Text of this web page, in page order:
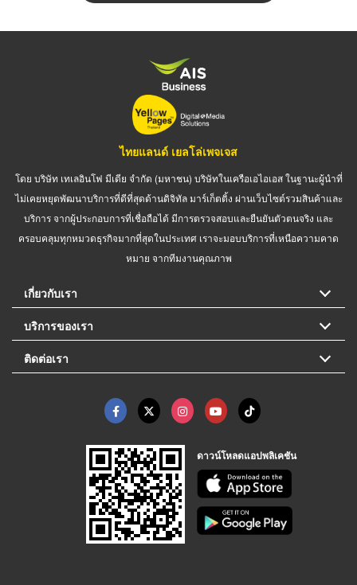
ไทยแลนด์ เยลโล่เพจเจส
โดย บริษัท เทเลอินโฟ มีเดีย จำกัด (มหาชน) บริษัทในเครือเอไอเอส ในฐานะผู้นำที่
ไม่เคยหยุดพัฒนาบริการที่ดีที่สุดด้านดิจิทัล มาร์เก็ตติ้ง ผ่านเว็บไซต์รวมสินค้าและ
บริการ จากผู้ประกอบการที่เชื่อถือได้ มีการตรวจสอบและยืนยันตัวตนจริง และ
ครอบคลุมทุกหมวดธุรกิจมากที่สุดในประเทศ เราจะมอบบริการที่เหนือความคาด
หมาย จากทีมงานคุณภาพ
เกี่ยวกับเรา
บริการของเรา
ติดต่อเรา
ดาวน์โหลดแอปพลิเคชัน